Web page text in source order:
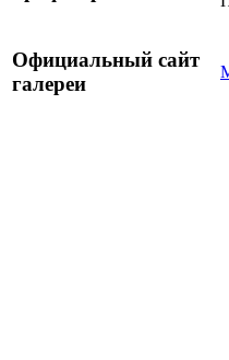
Официальный сайт
галереи